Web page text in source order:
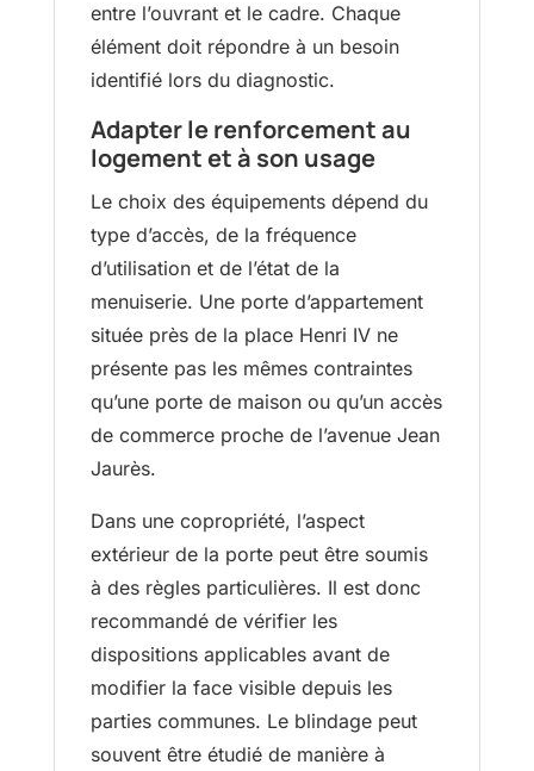
entre l’ouvrant et le cadre. Chaque
élément doit répondre à un besoin
identifié lors du diagnostic.
Adapter le renforcement au
logement et à son usage
Le choix des équipements dépend du
type d’accès, de la fréquence
d’utilisation et de l’état de la
menuiserie. Une porte d’appartement
située près de la place Henri IV ne
présente pas les mêmes contraintes
qu’une porte de maison ou qu’un accès
de commerce proche de l’avenue Jean
Jaurès.
Dans une copropriété, l’aspect
extérieur de la porte peut être soumis
à des règles particulières. Il est donc
recommandé de vérifier les
dispositions applicables avant de
modifier la face visible depuis les
parties communes. Le blindage peut
souvent être étudié de manière à